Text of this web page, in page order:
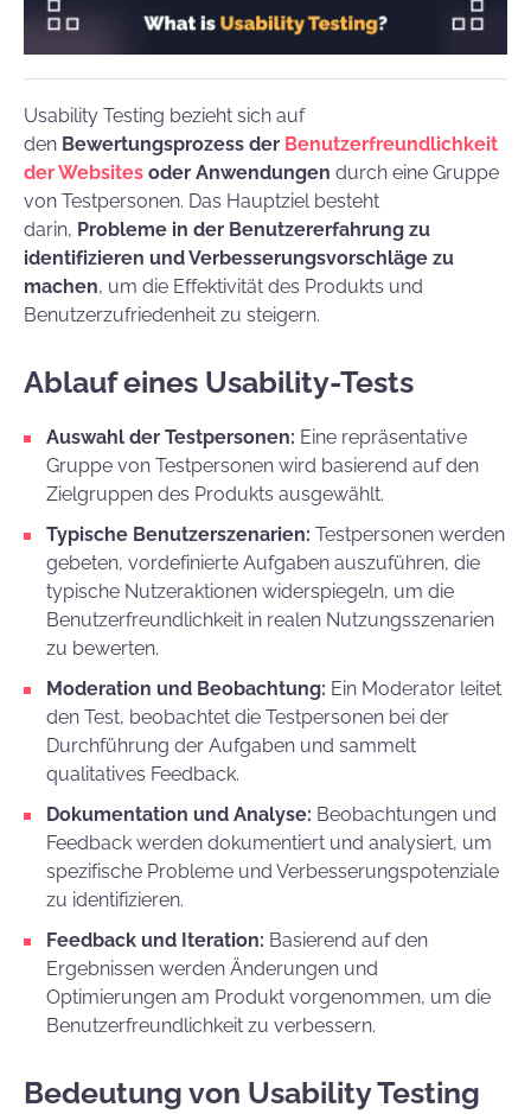
Usability Testing bezieht sich auf
den Bewertungsprozess der Benutzerfreundlichkeit
der Websites oder Anwendungen durch eine Gruppe
von Testpersonen. Das Hauptziel besteht
darin, Probleme in der Benutzererfahrung zu
identifizieren und Verbesserungsvorschläge zu
machen, um die Effektivität des Produkts und
Benutzerzufriedenheit zu steigern.
Ablauf eines Usability-Tests
Auswahl der Testpersonen: Eine repräsentative
Gruppe von Testpersonen wird basierend auf den
Zielgruppen des Produkts ausgewählt.
Typische Benutzerszenarien: Testpersonen werden
gebeten, vordefinierte Aufgaben auszuführen, die
typische Nutzeraktionen widerspiegeln, um die
Benutzerfreundlichkeit in realen Nutzungsszenarien
zu bewerten.
Moderation und Beobachtung: Ein Moderator leitet
den Test, beobachtet die Testpersonen bei der
Durchführung der Aufgaben und sammelt
qualitatives Feedback.
Dokumentation und Analyse: Beobachtungen und
Feedback werden dokumentiert und analysiert, um
spezifische Probleme und Verbesserungspotenziale
zu identifizieren.
Feedback und Iteration: Basierend auf den
Ergebnissen werden Änderungen und
Optimierungen am Produkt vorgenommen, um die
Benutzerfreundlichkeit zu verbessern.
Bedeutung von Usability Testing